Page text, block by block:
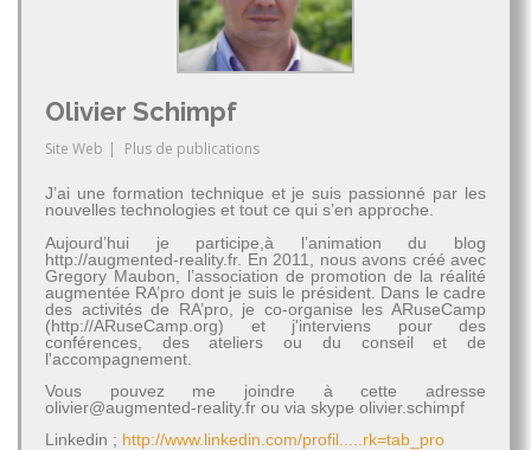
Olivier Schimpf
Site Web | Plus de publications
J’ai une formation technique et je suis passionné par les
nouvelles technologies et tout ce qui s’en approche.
Aujourd’hui je participe,à l’animation du blog
http://augmented-reality.fr. En 2011, nous avons créé avec
Gregory Maubon, l’association de promotion de la réalité
augmentée RA’pro dont je suis le président. Dans le cadre
des activités de RA’pro, je co-organise les ARuseCamp
(http://ARuseCamp.org) et j'interviens pour des
conférences, des ateliers ou du conseil et de
l'accompagnement.
Vous pouvez me joindre à cette adresse
olivier@augmented-reality.fr ou via skype olivier.schimpf
Linkedin ; http://www.linkedin.com/profil.....rk=tab_pro